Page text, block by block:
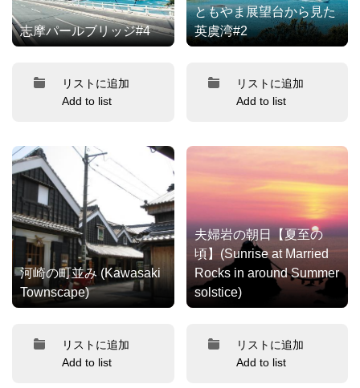
志摩パールブリッジ#4
リストに追加
Add to list
ともやま展望台から見た
英虞湾#2
リストに追加
Add to list
河崎の町並み (Kawasaki
Townscape)
リストに追加
Add to list
夫婦岩の朝日【夏至の
頃】(Sunrise at Married
Rocks in around Summer
solstice)
リストに追加
Add to list